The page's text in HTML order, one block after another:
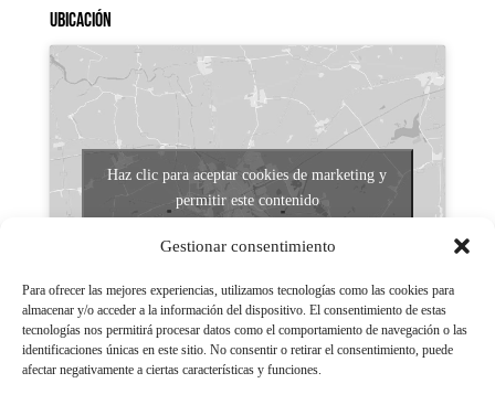
Gestionar consentimiento
Para ofrecer las mejores experiencias, utilizamos tecnologías como las cookies para
almacenar y/o acceder a la información del dispositivo. El consentimiento de estas
tecnologías nos permitirá procesar datos como el comportamiento de navegación o las
identificaciones únicas en este sitio. No consentir o retirar el consentimiento, puede
afectar negativamente a ciertas características y funciones.
Ubicación
Haz clic para aceptar cookies de marketing y
permitir este contenido
Aviso legal